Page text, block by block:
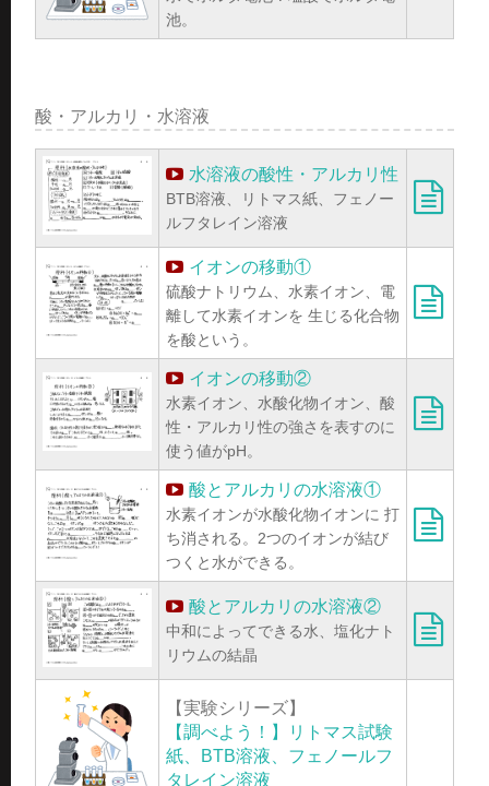
池。
酸・アルカリ・水溶液
水溶液の酸性・アルカリ性
BTB溶液、リトマス紙、フェノー
ルフタレイン溶液
イオンの移動①
硫酸ナトリウム、水素イオン、電
離して水素イオンを 生じる化合物
を酸という。
イオンの移動②
水素イオン、水酸化物イオン、酸
性・アルカリ性の強さを表すのに
使う値がpH。
酸とアルカリの水溶液①
水素イオンが水酸化物イオンに 打
ち消される。2つのイオンが結び
つくと水ができる。
酸とアルカリの水溶液②
中和によってできる水、塩化ナト
リウムの結晶
【実験シリーズ】
【調べよう！】リトマス試験
紙、BTB溶液、フェノールフ
タレイン溶液